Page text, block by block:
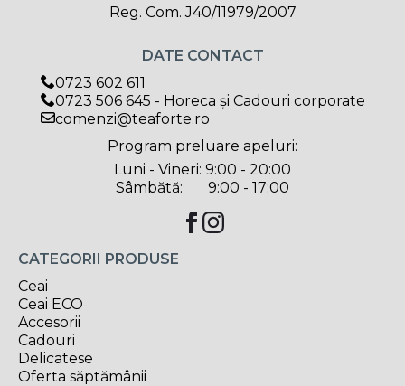
Reg. Com. J40/11979/2007
CATEGORII PRODUSE
Ceai
Ceai ECO
Accesorii
Cadouri
Delicatese
Oferta săptămânii
DATE CONTACT
0723 602 611
0723 506 645 - Horeca și Cadouri corporate
comenzi@teaforte.ro
Program preluare apeluri:
Luni - Vineri: 9:00 - 20:00
Sâmbătă: 9:00 - 17:00